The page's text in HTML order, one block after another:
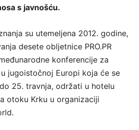
s javnošću.
su utemeljena 2012. godine,
desete obljetnice PRO.PR
konferencije za
jugoistočnoj Europi koja će se
25. travnja, održati u hotelu
otoku Krku u organizaciji